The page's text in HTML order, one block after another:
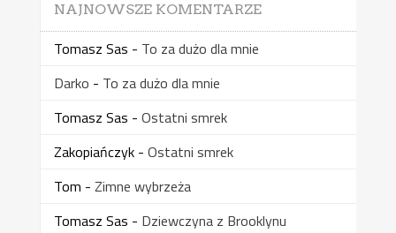
NAJNOWSZE KOMENTARZE
Tomasz Sas - To za dużo dla mnie
Darko - To za dużo dla mnie
Tomasz Sas - Ostatni smrek
Zakopiańczyk- Ostatni smrek
Tom - Zimne wybrzeża
Tomasz Sas - Dziewczyna z Brooklynu